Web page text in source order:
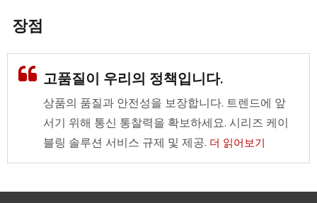
장점
고품질이 우리의 정책입니다.
상품의 품질과 안전성을 보장합니다. 트렌드에 앞
서기 위해 통신 통찰력을 확보하세요. 시리즈 케이
블링 솔루션 서비스 규제 및 제공. 더 읽어보기